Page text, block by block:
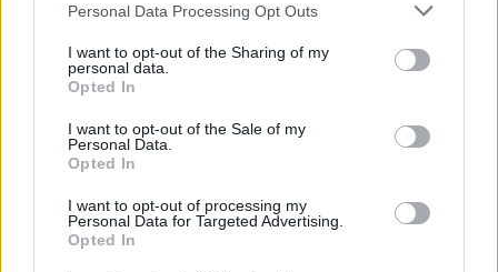
Personal Data Processing Opt Outs
I want to opt-out of the Sharing of my
personal data.
Opted In
I want to opt-out of the Sale of my
Personal Data.
Opted In
I want to opt-out of processing my
Personal Data for Targeted Advertising.
Opted In
Prima sport - co nabídne v prvním